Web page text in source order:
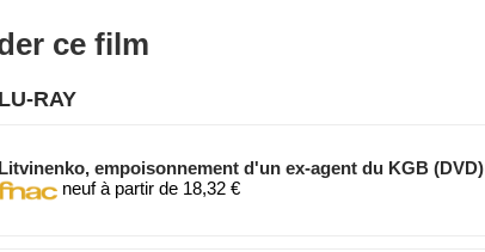
ce film
RAY
Litvinenko, empoisonnement d'un ex-agent du KGB (DVD)
neuf à partir de 18,32 €